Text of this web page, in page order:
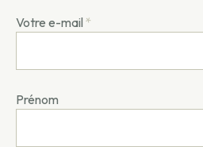
Votre e-mail *
Prénom